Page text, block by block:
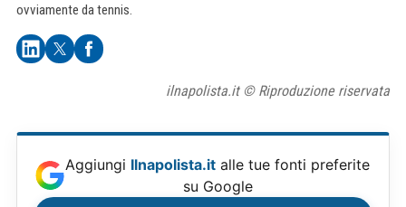
ovviamente da tennis.
ilnapolista.it © Riproduzione riservata
Aggiungi Ilnapolista.it alle tue fonti preferite
su Google